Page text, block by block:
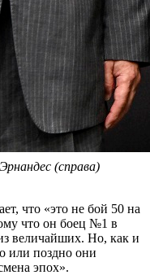
(справа)
что «это не бой 50 на
что он боец №1 в
величайших. Но, как и
или поздно они
эпох».